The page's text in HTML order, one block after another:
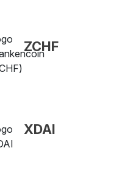
ZCHF
XDAI